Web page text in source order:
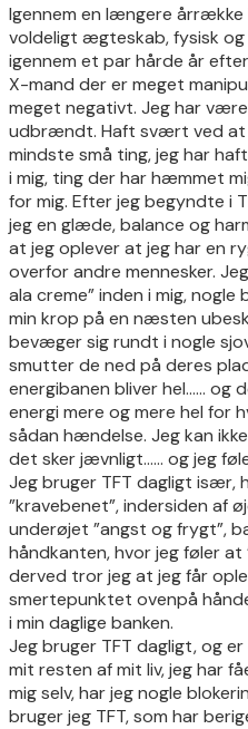
Igennem en længere
voldeligt ægteskab, fysisk
igennem et par hårde år
X-mand der er meget
meget negativt. Jeg har
udbrændt. Haft svært ved at
mindste små ting, jeg har
i mig, ting der har hæmmet
for mig. Efter jeg begyndte i
jeg en glæde, balance og
at jeg oplever at jeg har en
overfor andre mennesker.
ala creme” inden i mig,
min krop på en næsten
bevæger sig rundt i nogle
smutter de ned på deres
energibanen bliver hel…… og
energi mere og mere hel for
sådan hændelse. Jeg kan
det sker jævnligt…… og jeg
Jeg bruger TFT dagligt især,
”kravebenet”, indersiden af
underøjet ”angst og frygt”,
håndkanten, hvor jeg føler
derved tror jeg at jeg får
smertepunktet ovenpå
i min daglige banken.
Jeg bruger TFT dagligt, og
mit resten af mit liv, jeg har
mig selv, har jeg nogle
bruger jeg TFT, som har